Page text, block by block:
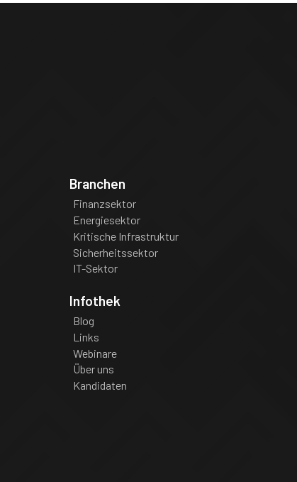
Branchen
Finanzsektor
Energiesektor
Kritische Infrastruktur
Sicherheitssektor
IT-Sektor
Infothek
Blog
Links
Webinare
Über uns
Kandidaten